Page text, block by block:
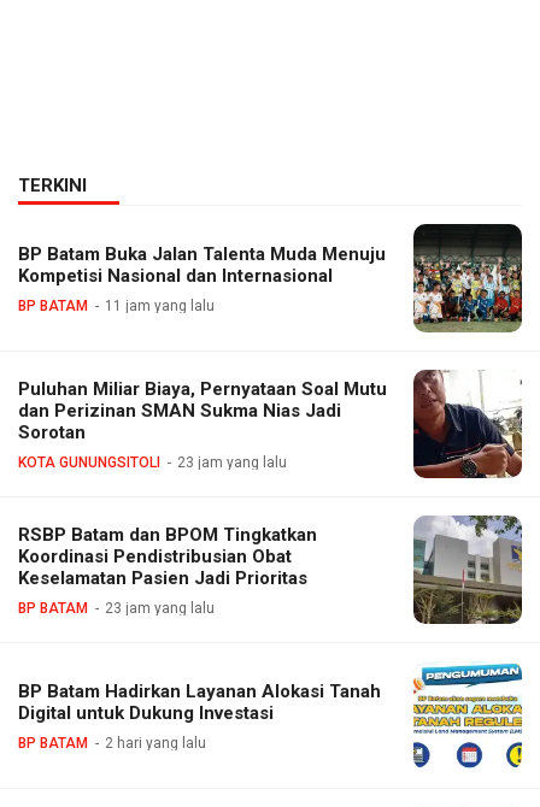
TERKINI
BP Batam Buka Jalan Talenta Muda Menuju
Kompetisi Nasional dan Internasional
BP BATAM 11 jam yang lalu
Puluhan Miliar Biaya, Pernyataan Soal Mutu
dan Perizinan SMAN Sukma Nias Jadi
Sorotan
KOTA GUNUNGSITOLI 23 jam yang lalu
RSBP Batam dan BPOM Tingkatkan
Koordinasi Pendistribusian Obat
Keselamatan Pasien Jadi Prioritas
BP BATAM 23 jam yang lalu
BP Batam Hadirkan Layanan Alokasi Tanah
Digital untuk Dukung Investasi
BP BATAM 2 hari yang lalu